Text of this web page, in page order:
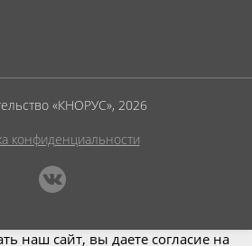
«КНОРУС», 2026
конфиденциальности
наш сайт, вы даете согласие на